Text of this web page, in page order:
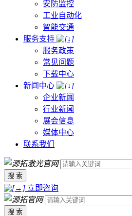
安防监控
工业自动化
智能交通
服务支持
服务政策
常见问题
下载中心
新闻中心
企业新闻
行业新闻
展会信息
媒体中心
联系我们
搜 索
立即咨询
搜 索